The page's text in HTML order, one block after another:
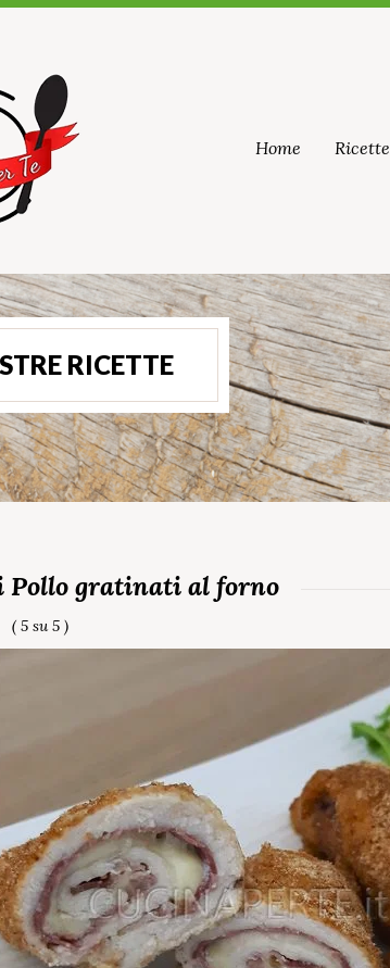
Home Ricette
RICETTE
gratinati al forno
( 5 su 5 )